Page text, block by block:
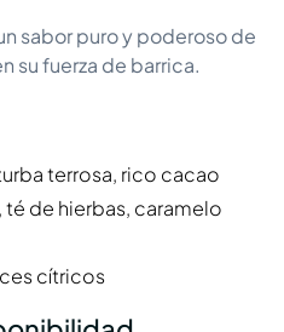
sabor puro y poderoso de
su fuerza de barrica.
terrosa, rico cacao
té de hierbas, caramelo
cítricos